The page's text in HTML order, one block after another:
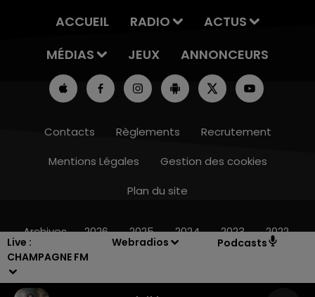
Live :
CHAMPAGNE FM
Webradios Podcasts
ACCUEIL RADIO
ACTUS
MÉDIAS
JEUX ANNONCEURS
Contacts Règlements
Recrutement
Mentions Légales
Gestion des cookies
Plan du site
Archives 2026 2025 2024 2023 2022